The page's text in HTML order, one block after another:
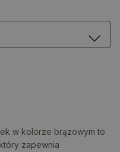
w kolorze brązowym to
zapewnia